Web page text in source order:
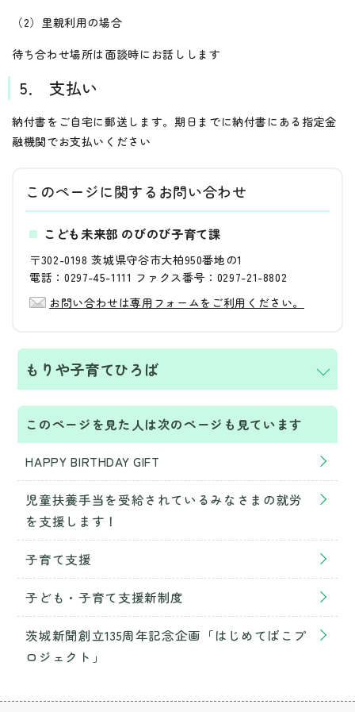
（2）里親利用の場合
待ち合わせ場所は面談時にお話しします
5． 支払い
納付書をご自宅に郵送します。期日までに納付書にある指定金
融機関でお支払いください
このページに関する お問い合わせ
こども未来部 のびのび子育て課
〒302-0198 茨城県守谷市大柏950番地の1
電話：0297-45-1111 ファクス番号：0297-21-8802
お問い合わせは専用フォームをご利用ください。
もりや子育てひろば
このページを見た人は次のページも見ています
HAPPY BIRTHDAY GIFT
児童扶養手当を受給されているみなさまの就労
を支援します！
子育て支援
子ども・子育て支援新制度
茨城新聞創立135周年記念企画「はじめてばこプ
ロジェクト」